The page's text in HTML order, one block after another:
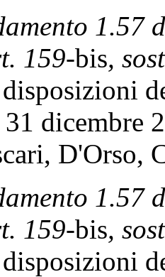
1.57
159-bis,
dicembre
D'Orso,
1.57
159-bis,